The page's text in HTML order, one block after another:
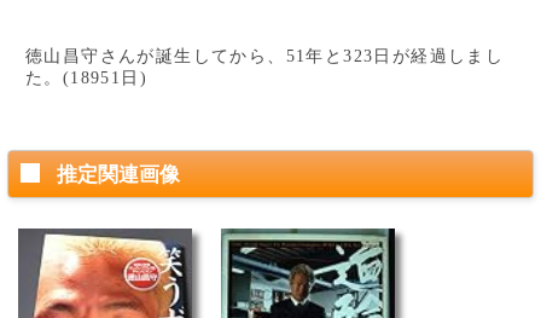
徳山昌守さんが誕生してから、51年と323日が経過しまし
た。(18951日)
推定関連画像